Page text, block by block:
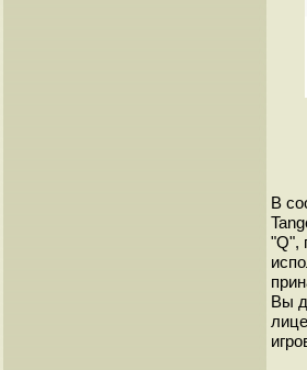
В
"Q",
Вы